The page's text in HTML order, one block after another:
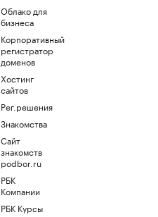
Облако для
бизнеса
Корпоративный
регистратор
доменов
Хостинг
сайтов
Рег.решения
Знакомства
Сайт
знакомств
podbor.ru
РБК
Компании
РБК Курсы